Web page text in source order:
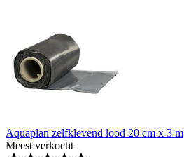
Aquaplan zelfklevend lood 20 cm x 3 m
Meest verkocht